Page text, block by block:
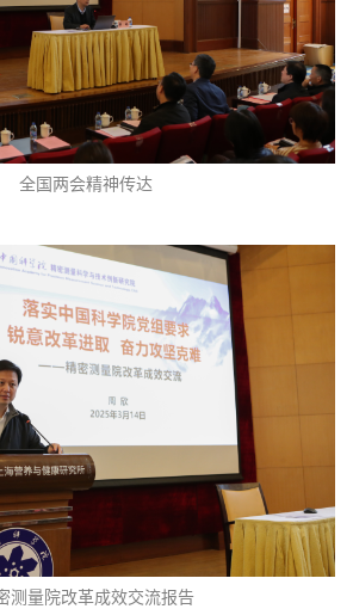
全国两会精神传达
测量院改革成效交流报告